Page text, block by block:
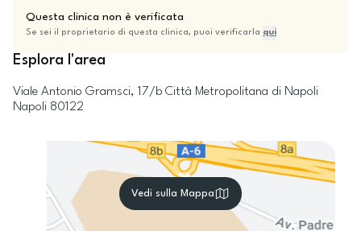
Questa clinica non è verificata
Se sei il proprietario di questa clinica, puoi verificarla qui
Esplora l'area
Viale Antonio Gramsci, 17/b Città Metropolitana di Napoli
Napoli 80122
Vedi sulla Mappa